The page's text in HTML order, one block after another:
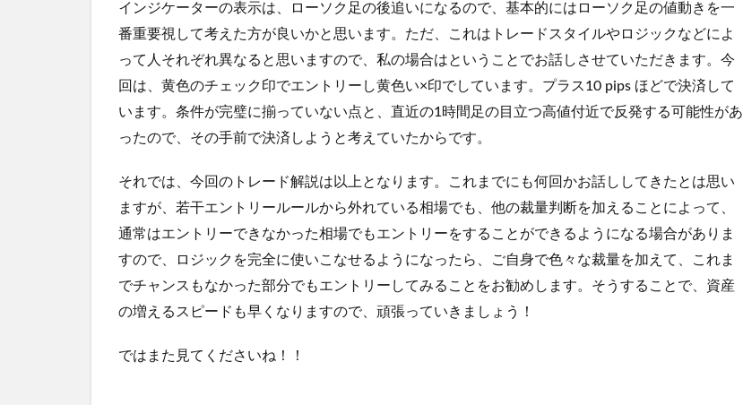
インジケーターの表示は、ローソク足の後追いになるので、基本的にはローソク足の値動きを一
番重要視して考えた方が良いかと思います。ただ、これはトレードスタイルやロジックなどによ
って人それぞれ異なると思いますので、私の場合はということでお話しさせていただきます。今
回は、黄色のチェック印でエントリーし黄色い×印でしています。プラス10 pips ほどで決済して
います。条件が完璧に揃っていない点と、直近の1時間足の目立つ高値付近で反発する可能性があ
ったので、その手前で決済しようと考えていたからです。
それでは、今回のトレード解説は以上となります。これまでにも何回かお話ししてきたとは思い
ますが、若干エントリールールから外れている相場でも、他の裁量判断を加えることによって、
通常はエントリーできなかった相場でもエントリーをすることができるようになる場合がありま
すので、ロジックを完全に使いこなせるようになったら、ご自身で色々な裁量を加えて、これま
でチャンスもなかった部分でもエントリーしてみることをお勧めします。そうすることで、資産
の増えるスピードも早くなりますので、頑張っていきましょう！
ではまた見てくださいね！！